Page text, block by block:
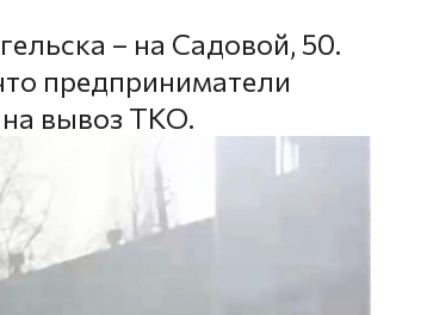
– на Садовой, 50.
предприниматели
вывоз ТКО.